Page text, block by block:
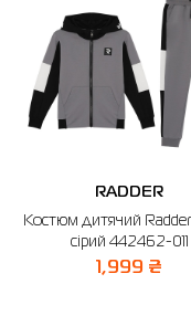
RADDER
Костюм дитячий Radder
сірий 442462-011
1,999 ₴